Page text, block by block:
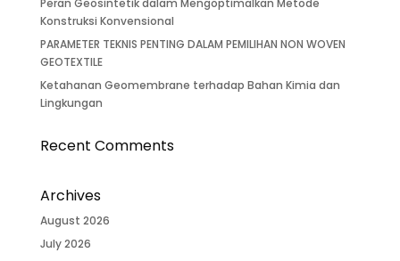
Peran Geosintetik dalam Mengoptimalkan Metode
Konstruksi Konvensional
PARAMETER TEKNIS PENTING DALAM PEMILIHAN NON WOVEN
GEOTEXTILE
Ketahanan Geomembrane terhadap Bahan Kimia dan
Lingkungan
Recent Comments
Archives
August 2026
July 2026